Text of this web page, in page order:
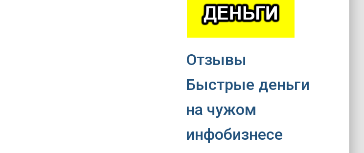
Отзывы
Быстрые деньги
на чужом
инфобизнесе